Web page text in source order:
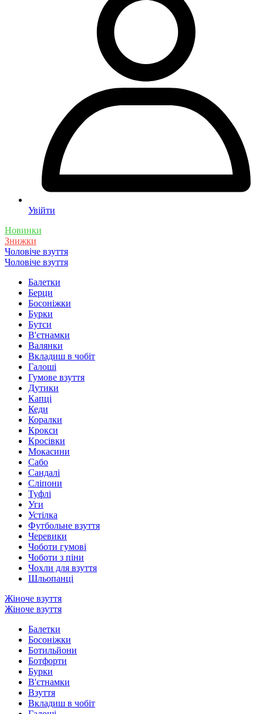
Увійти
Новинки
Знижки
Чоловіче взуття
Чоловіче взуття
Балетки
Берци
Босоніжки
Бурки
Бутси
В'єтнамки
Валянки
Вкладиш в чобіт
Галоші
Гумове взуття
Дутики
Капці
Кеди
Коралки
Крокси
Кросівки
Мокасини
Сабо
Сандалі
Сліпони
Туфлі
Уги
Устілка
Футбольне взуття
Черевики
Чоботи гумові
Чоботи з піни
Чохли для взуття
Шльопанці
Жіноче взуття
Жіноче взуття
Балетки
Босоніжки
Ботильйони
Ботфорти
Бурки
В'єтнамки
Взуття
Вкладиш в чобіт